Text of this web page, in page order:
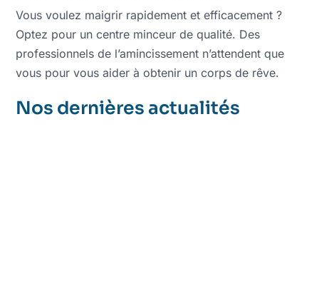
Vous voulez maigrir rapidement et efficacement ?
Optez pour un centre minceur de qualité. Des
professionnels de l’amincissement n’attendent que
vous pour vous aider à obtenir un corps de rêve.
Nos dernières actualités